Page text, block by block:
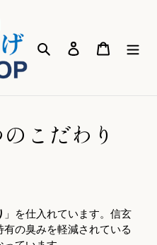
検索 ログインカート
こだわり
」を仕入れています。信玄
の臭みを軽減されている